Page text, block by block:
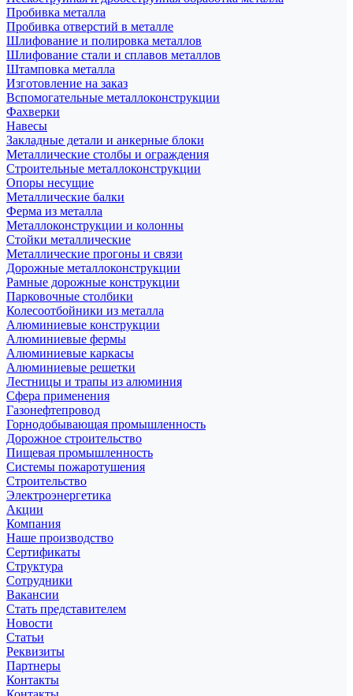
Пробивка металла
Пробивка отверстий в металле
Шлифование и полировка металлов
Шлифование стали и сплавов металлов
Штамповка металла
Изготовление на заказ
Вспомогательные металлоконструкции
Фахверки
Навесы
Закладные детали и анкерные блоки
Металлические столбы и ограждения
Строительные металлоконструкции
Опоры несущие
Металлические балки
Ферма из металла
Металлоконструкции и колонны
Стойки металлические
Металлические прогоны и связи
Дорожные металлоконструкции
Рамные дорожные конструкции
Парковочные столбики
Колесоотбойники из металла
Алюминиевые конструкции
Алюминиевые фермы
Алюминиевые каркасы
Алюминиевые решетки
Лестницы и трапы из алюминия
Сфера применения
Газонефтепровод
Горнодобывающая промышленность
Дорожное строительство
Пищевая промышленность
Системы пожаротушения
Строительство
Электроэнергетика
Акции
Компания
Наше производство
Сертификаты
Структура
Сотрудники
Вакансии
Стать представителем
Новости
Статьи
Реквизиты
Партнеры
Контакты